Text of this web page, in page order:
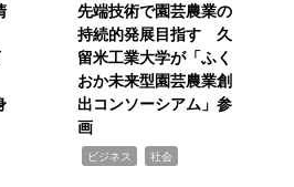
先端技術で園芸農業の
持続的発展目指す 久
留米工業大学が「ふく
おか未来型園芸農業創
出コンソーシアム」参
画
ビジネス 社会